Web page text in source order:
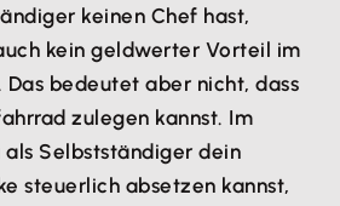
keinen Chef hast,
kein geldwerter Vorteil im
Das bedeutet aber nicht, dass
zulegen kannst. Im
Selbstständiger dein
steuerlich absetzen kannst,